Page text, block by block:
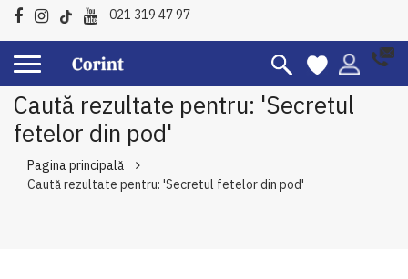
021 319 47 97
Caută rezultate pentru: 'Secretul
fetelor din pod'
Pagina principală
Caută rezultate pentru: 'Secretul fetelor din pod'